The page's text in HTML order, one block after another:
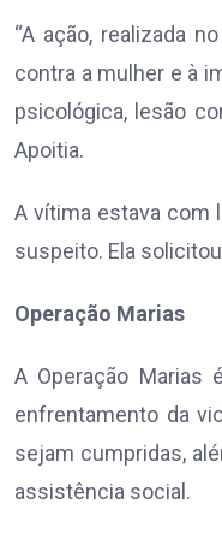
“A ação, realizada
contra a mulher e à
psicológica, lesão
Apoitia.
A vítima estava com
suspeito. Ela
Operação Marias
A Operação Marias
enfrentamento da
sejam cumpridas,
assistência social.